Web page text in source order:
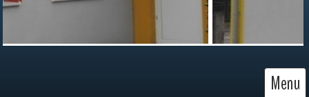
Menu